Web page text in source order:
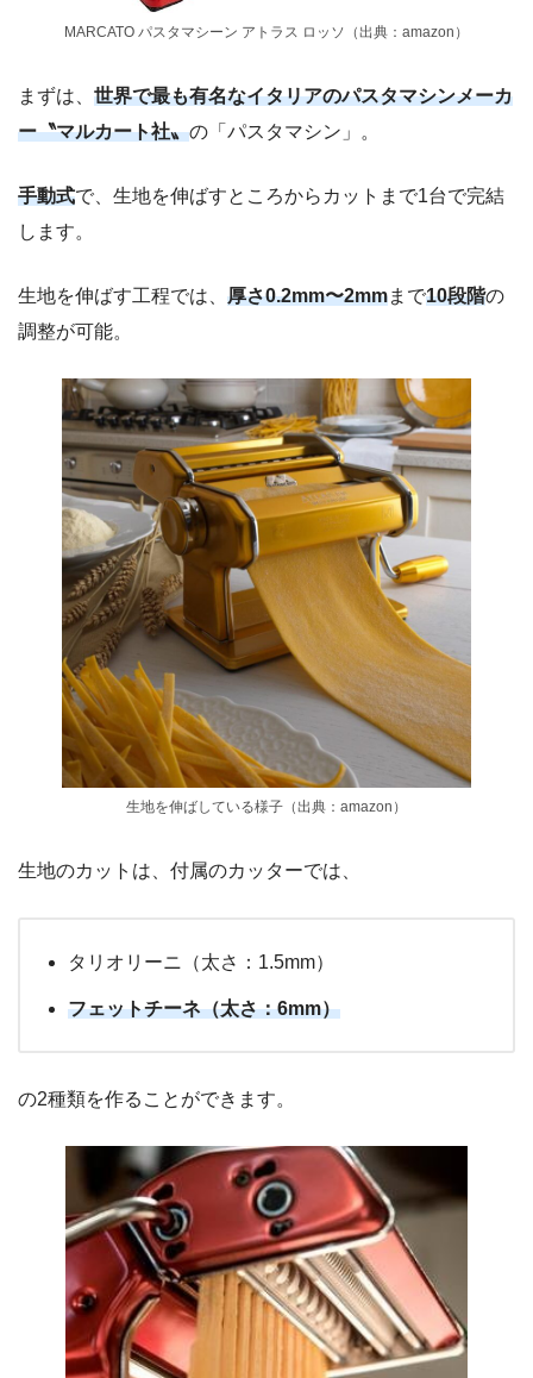
MARCATO パスタマシーン アトラス ロッソ（出典：amazon）
まずは、 世界で最も有名なイタリアのパスタマシンメーカ
ー〝マルカート社〟の「パスタマシン」。
手動式で、生地を伸ばすところからカットまで1台で完結
します。
生地を伸ばす工程では、 厚さ0.2mm〜2mmまで10段階の
調整が可能。
生地を伸ばしている様子（出典：amazon）
生地のカットは、付属のカッターでは、
タリオリーニ（太さ：1.5mm）
フェットチーネ（太さ：6mm）
の2種類を作ることができます。